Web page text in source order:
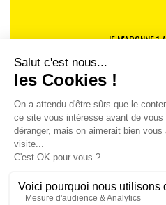
JE M'ABONNE 1
JE DÉCOUVRE LES
Je suis déjà abonné(e) :